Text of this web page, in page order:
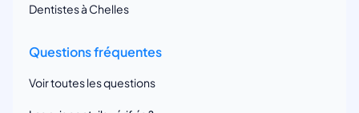
Dentistes à Chelles
Questions fréquentes
Voir toutes les questions